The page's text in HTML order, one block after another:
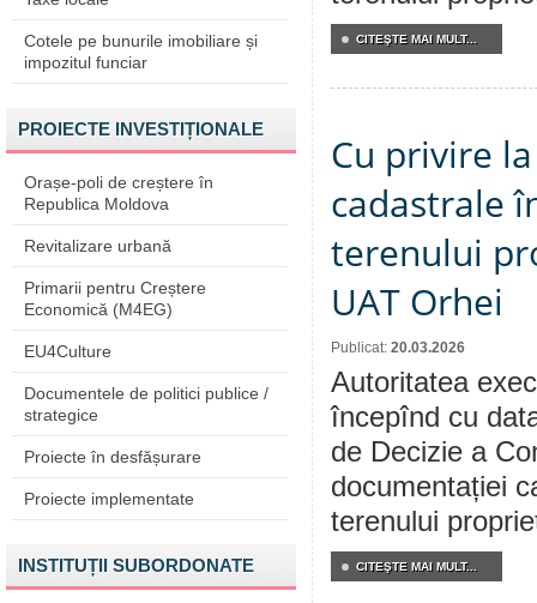
Cotele pe bunurile imobiliare și
impozitul funciar
PROIECTE INVESTIȚIONALE
Orașe-poli de creștere în
Republica Moldova
Revitalizare urbană
Primarii pentru Creștere
Economică (M4EG)
EU4Culture
Documentele de politici publice /
strategice
Proiecte în desfășurare
Proiecte implementate
INSTITUȚII SUBORDONATE
CITEŞTE MAI MULT...
Cu privire
cadastrale
terenului
UAT Orhei
Publicat: 20.03.2026
Autoritatea
începînd cu
de Decizie a
documentației
terenului
CITEŞTE MAI MULT...